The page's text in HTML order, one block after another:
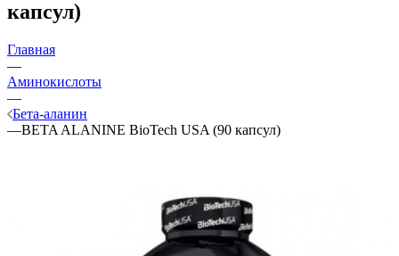
капсул)
Главная
—
Аминокислоты
—
Бета-аланин
—BETA ALANINE BioTech USA (90 капсул)